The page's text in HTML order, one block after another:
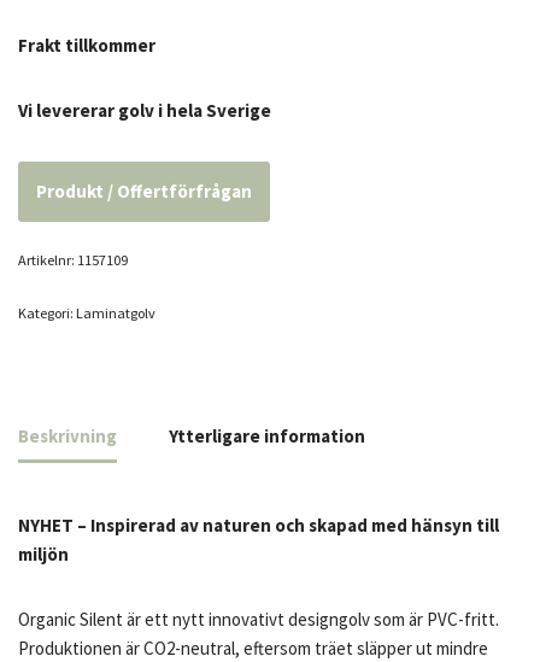
Frakt tillkommer
Vi levererar golv i hela Sverige
Produkt / Offertförfrågan
Artikelnr: 1157109
Kategori: Laminatgolv
Beskrivning Ytterligare information
NYHET – Inspirerad av naturen och skapad med hänsyn till
miljön
Organic Silent är ett nytt innovativt designgolv som är PVC-fritt.
Produktionen är CO2-neutral, eftersom träet släpper ut mindre